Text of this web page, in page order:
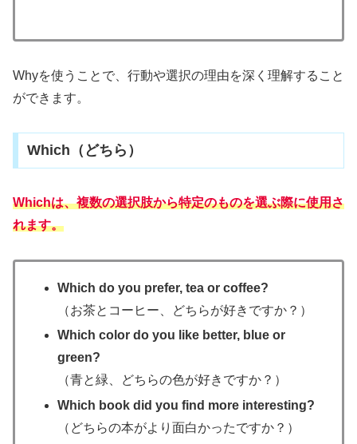
Whyを使うことで、行動や選択の理由を深く理解すること
ができます。
Which（どちら）
Whichは、複数の選択肢から特定のものを選ぶ際に使用さ
れます。
Which do you prefer, tea or coffee?
（お茶とコーヒー、どちらが好きですか？）
Which color do you like better, blue or
green?
（青と緑、どちらの色が好きですか？）
Which book did you find more interesting?
（どちらの本がより面白かったですか？）